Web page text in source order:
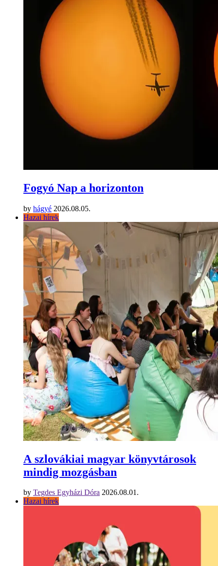
Fogyó Nap a horizonton
by hágyé 2026.08.05.
Hazai hírek
A szlovákiai magyar könyvtárosok
mindig mozgásban
by Tegdes Egyházi Dóra 2026.08.01.
Hazai hírek